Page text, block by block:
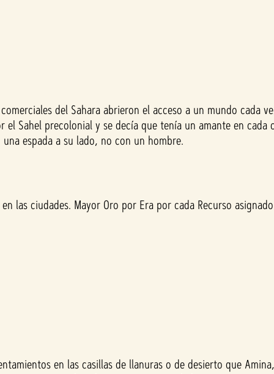
del Sahara abrieron el acceso a un mundo cada
Sahel precolonial y se decía que tenía un amante en
espada a su lado, no con un hombre.
las ciudades. Mayor Oro por Era por cada Recurso
en las casillas de llanuras o de desierto que